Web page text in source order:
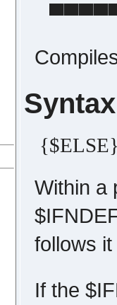
Syntax
Within a
follows
If the